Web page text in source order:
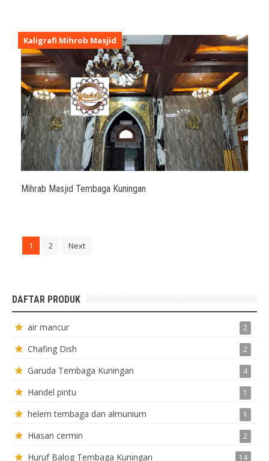
Mihrab Masjid Tembaga Kuningan
Kaligrafi Mihrob Masjid
1 2 Next
DAFTAR PRODUK
air mancur 2
Chafing Dish 2
Garuda Tembaga Kuningan 4
Handel pintu 1
helem tembaga dan almunium 1
Hiasan cermin 2
Huruf Balog Tembaga Kuningan 14